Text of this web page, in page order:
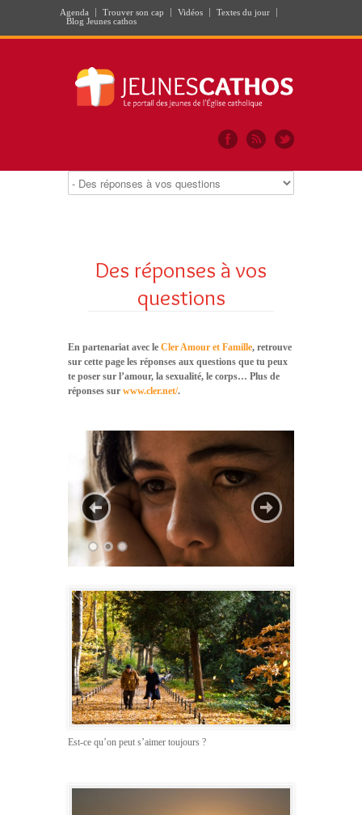
Agenda Trouver son cap Vidéos
Textes du jour
Blog Jeunes cathos
Des réponses à vos
questions
En partenariat avec le Cler Amour et Famille, retrouve
sur cette page les réponses aux questions que tu peux
te poser sur l’amour, la sexualité, le corps… Plus de
réponses sur www.cler.net/.
Est-ce qu’on peut s’aimer toujours ?